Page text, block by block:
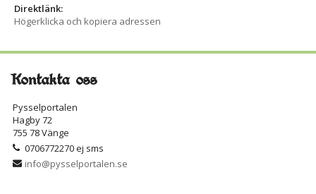
Direktlänk:
Högerklicka och kopiera adressen
Kontakta oss
Pysselportalen
Hagby 72
755 78 Vänge
0706772270 ej sms
info@pysselportalen.se